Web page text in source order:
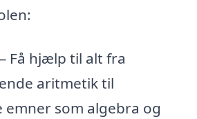
Få hjælp til alt fra
aritmetik til
emner som algebra og